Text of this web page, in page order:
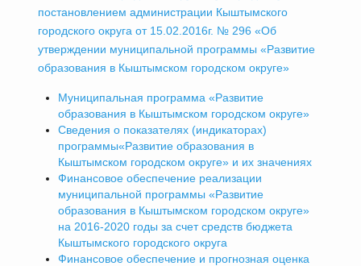
постановлением администрации Кыштымского
городского округа от 15.02.2016г. № 296 «Об
утверждении муниципальной программы «Развитие
образования в Кыштымском городском округе»
Муниципальная программа «Развитие
образования в Кыштымском городском округе»
Сведения о показателях (индикаторах)
программы«Развитие образования в
Кыштымском городском округе» и их значениях
Финансовое обеспечение реализации
муниципальной программы «Развитие
образования в Кыштымском городском округе»
на 2016-2020 годы за счет средств бюджета
Кыштымского городского округа
Финансовое обеспечение и прогнозная оценка